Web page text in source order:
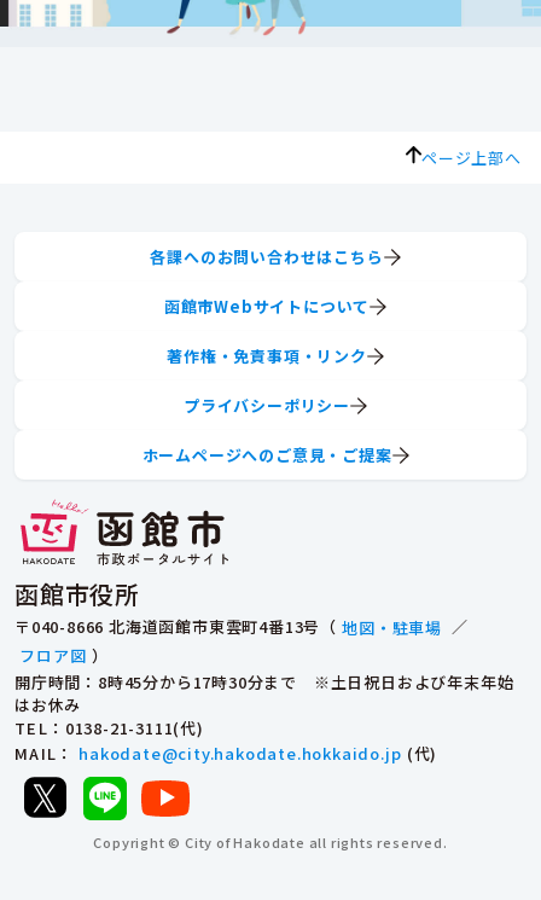
ページ上部へ
函館市役所
〒040-8666 北海道函館市東雲町4番13号（ 地図・駐車場 ／
フロア図 ）
開庁時間：8時45分から17時30分まで ※土日祝日および年末年始
はお休み
TEL ：0138-21-3111(代)
MAIL ： hakodate@city.hakodate.hokkaido.jp (代)
各課へのお問い合わせはこちら
函館市Webサイトについて
著作権・免責事項・リンク
プライバシーポリシー
ホームページへのご意見・ご提案
Copyright © City of Hakodate all rights reserved.